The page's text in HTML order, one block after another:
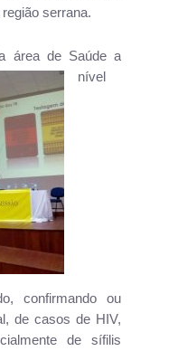
serrana.
área de Saúde a
nível
confirmando ou
de casos de HIV,
de sífilis